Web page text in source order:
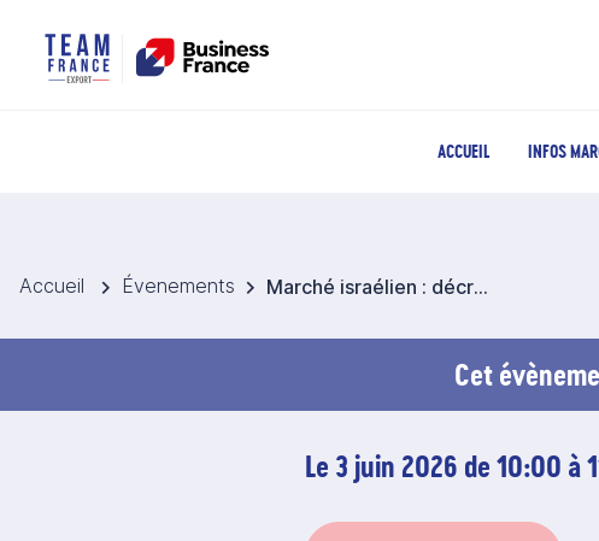
ACCUEIL INFOS
Accueil Évenements Marché israélien : décrypter le contexte et saisir les opportunités d'affaires
Cet
Le 3 juin 2026 de 10:00 à